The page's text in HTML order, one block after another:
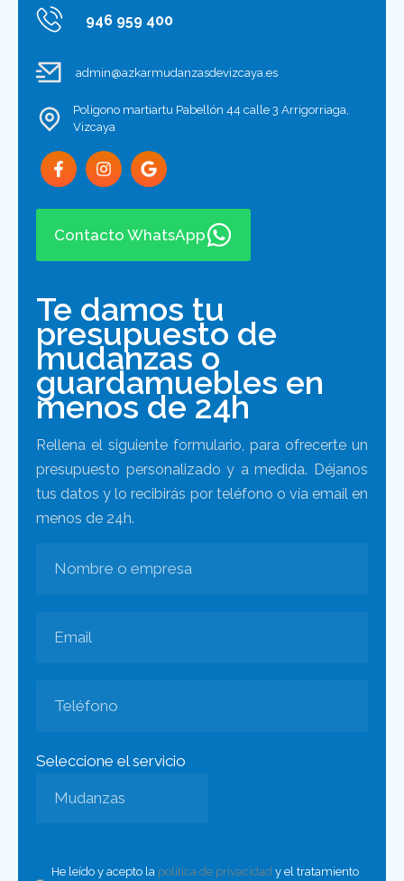
946 959 400
admin@azkarmudanzasdevizcaya.es
Poligono martiartu Pabellón 44 calle 3 Arrigorriaga,
Vizcaya
Contacto WhatsApp
Te damos tu
presupuesto de
mudanzas o
guardamuebles en
menos de 24h
Rellena el siguiente formulario, para ofrecerte un
presupuesto personalizado y a medida. Déjanos
tus datos y lo recibirás por teléfono o vía email en
menos de 24h.
Seleccione el servicio
He leído y acepto la política de privacidad y el tratamiento